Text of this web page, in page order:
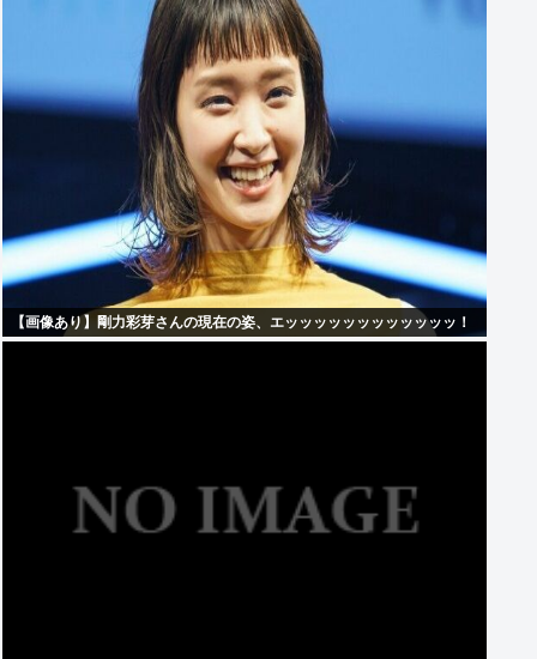
【画像あり】剛力彩芽さんの現在の姿、エッッッッッッッッッッッッ！